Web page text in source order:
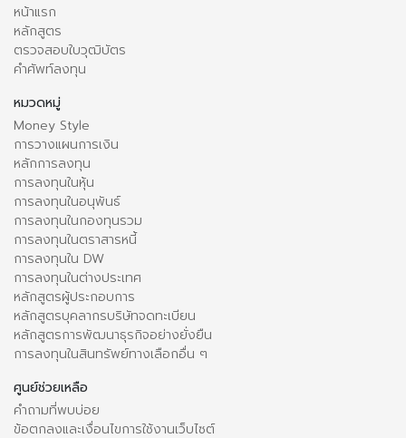
หน้าแรก
หลักสูตร
ตรวจสอบใบวุฒิบัตร
คำศัพท์ลงทุน
หมวดหมู่
Money Style
การวางแผนการเงิน
หลักการลงทุน
การลงทุนในหุ้น
การลงทุนในอนุพันธ์
การลงทุนในกองทุนรวม
การลงทุนในตราสารหนี้
การลงทุนใน DW
การลงทุนในต่างประเทศ
หลักสูตรผู้ประกอบการ
หลักสูตรบุคลากรบริษัทจดทะเบียน
หลักสูตรการพัฒนาธุรกิจอย่างยั่งยืน
การลงทุนในสินทรัพย์ทางเลือกอื่น ๆ
ศูนย์ช่วยเหลือ
คำถามที่พบบ่อย
ข้อตกลงและเงื่อนไขการใช้งานเว็บไซต์